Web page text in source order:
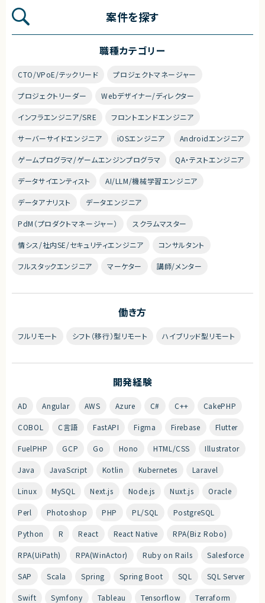
案件を探す
職種カテゴリー
CTO/VPoE/テックリード プロジェクトマネージャー
プロジェクトリーダー Webデザイナー/ディレクター
インフラエンジニア/SRE フロントエンドエンジニア
サーバーサイドエンジニア iOSエンジニア Androidエンジニア
ゲームプログラマ/ゲームエンジンプログラマ QA・テストエンジニア
データサイエンティスト AI/LLM/機械学習エンジニア
データアナリスト データエンジニア
PdM（プロダクトマネージャー） スクラムマスター
情シス/社内SE/セキュリティエンジニア コンサルタント
フルスタックエンジニア マーケター 講師/メンター
働き方
フルリモート シフト（移行）型リモート ハイブリッド型リモート
開発経験
AD Angular AWS Azure C# C++ CakePHP
COBOL C言語 FastAPI Figma Firebase Flutter
FuelPHP GCP Go Hono HTML/CSS Illustrator
Java JavaScript Kotlin Kubernetes Laravel
Linux MySQL Next.js Node.js Nuxt.js Oracle
Perl Photoshop PHP PL/SQL PostgreSQL
Python R React React Native RPA(Biz Robo)
RPA(UiPath) RPA(WinActor) Ruby on Rails Salesforce
SAP Scala Spring Spring Boot SQL SQL Server
Swift Symfony Tableau Tensorflow Terraform